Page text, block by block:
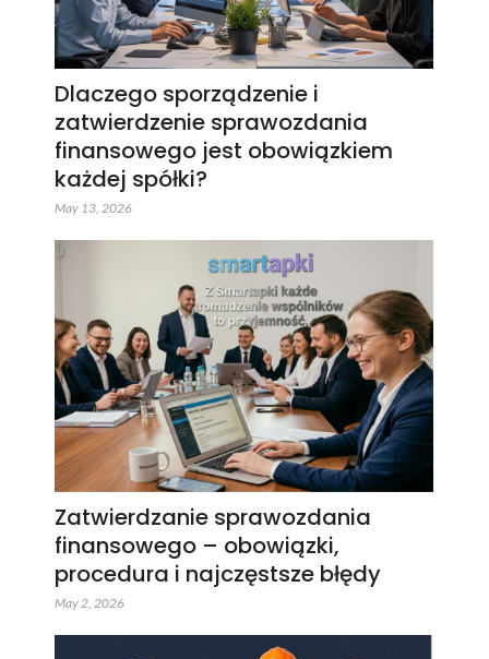
Dlaczego sporządzenie i
zatwierdzenie sprawozdania
finansowego jest obowiązkiem
każdej spółki?
May 13, 2026
Zatwierdzanie sprawozdania
finansowego – obowiązki,
procedura i najczęstsze błędy
May 2, 2026